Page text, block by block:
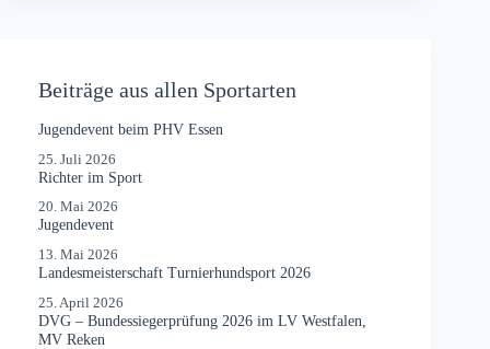
Beiträge aus allen Sportarten
Jugendevent beim PHV Essen
25. Juli 2026
Richter im Sport
20. Mai 2026
Jugendevent
13. Mai 2026
Landesmeisterschaft Turnierhundsport 2026
25. April 2026
DVG – Bundessiegerprüfung 2026 im LV Westfalen,
MV Reken